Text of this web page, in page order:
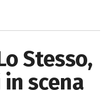
Stesso,
in scena